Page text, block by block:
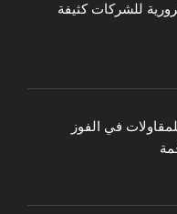
الايزو 50001 ضرورية للشركات كثيفة
في الفوز